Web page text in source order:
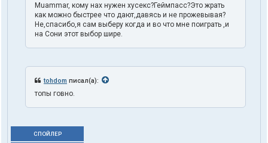
Muammar, кому нах нужен хусекс?Геймпасс?Это жрать
как можно быстрее что дают,давясь и не прожевывая?
Не,спасибо,я сам выберу когда и во что мне поиграть ,и
на Сони этот выбор шире.
tohdom писал(а):
топы говно.
СПОЙЛЕР